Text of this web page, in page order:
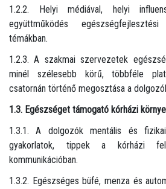
1.2.2. Helyi médiával, helyi
együttműködés
témákban.
1.2.3. A szakmai szervezetek
minél szélesebb körű, többféle
csatornán történő megosztása a
1.3. Egészséget támogató kórházi
1.3.1. A dolgozók mentális és
gyakorlatok, tippek a kórházi
kommunikációban.
1.3.2. Egészséges büfé, menza és